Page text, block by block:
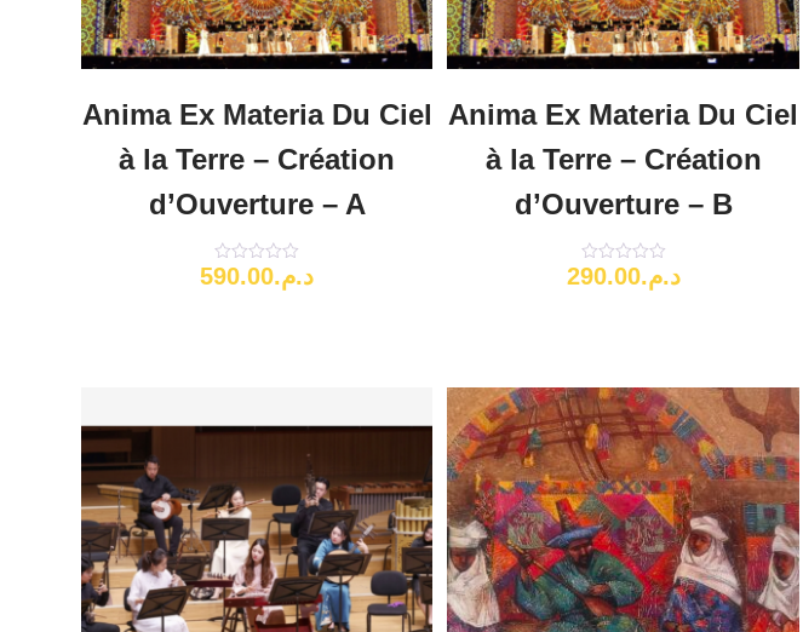
Anima Ex Materia Du Ciel
à la Terre – Création
d’Ouverture – A
Note
0
د.م.590.00
Anima Ex Materia Du Ciel
à la Terre – Création
d’Ouverture – B
Note
0
د.م.290.00